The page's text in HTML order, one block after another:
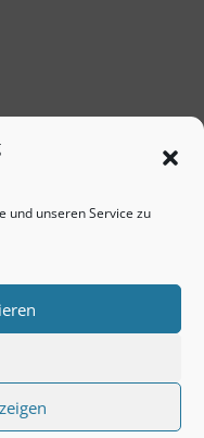
und unseren Service zu